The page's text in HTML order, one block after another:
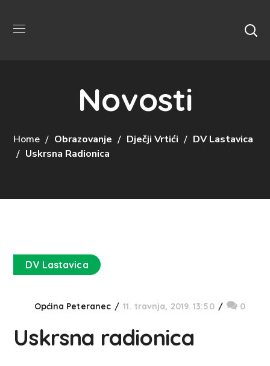
Novosti
Home Obrazovanje Dječji Vrtići
DV Lastavica
Uskrsna Radionica
DV Lastavica
Općina Peteranec 11. travnja, 2019. 13:50 0
Uskrsna radionica